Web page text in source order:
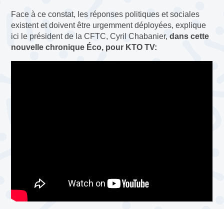
Face à ce constat, les réponses politiques et sociales
existent et doivent être urgemment déployées, explique
ici le président de la CFTC, Cyril Chabanier,dans cette
nouvelle chronique Éco, pour KTO TV: